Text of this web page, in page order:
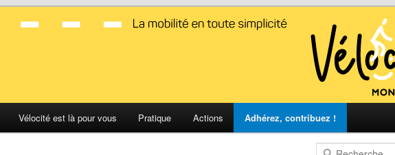
Vélocité est là pour vous Pratique Actions Adhérez, contribuez !